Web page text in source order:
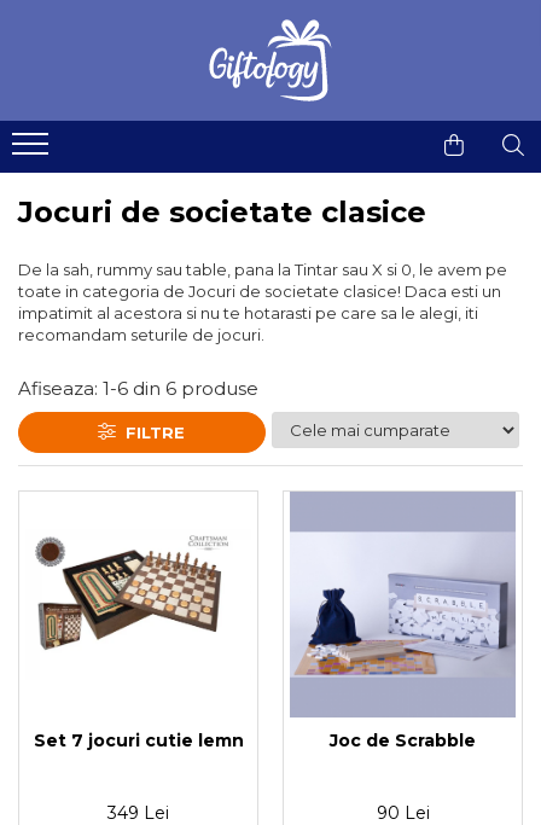
Hexbugs
Jucarii cu telecomanda
Jucarii de plus
Accesorii Pill & Kendama
Fidget Spinner
Kendama
Kururin
Pill Kendama & RingDama
Plastilina inteligenta
Tricouri de colorat
Robotica & Machete 3D
Robotica
Machete 3D din Metal
Seturi de constructii magnetice
Instrumente multifunctionale
Gadgeturi si accesorii pentru
Accesorii bucatarie
Cani si pahare
Ceasuri
Lampi si lumini
Postere & Tablouri
Stickere
Termosuri
Idei de cadouri pentru Femei
Idei de cadouri pentru Copii
Idei de cadouri pentru Barbati
Idei de cadouri pentru Geeks
Idei de cadouri pentru Muzicieni
Idei de cadouri sub 100 lei
Felicitari animate
Jocuri de societate clasice
De la sah, rummy sau table, pana la Tintar sau X si 0, le avem pe
toate in categoria de Jocuri de societate clasice! Daca esti un
impatimit al acestora si nu te hotarasti pe care sa le alegi, iti
recomandam seturile de jocuri.
Afiseaza: 1-6 din 6 produse
FILTRE
Set 7 jocuri cutie lemn
349 Lei
Joc de Scrabble
90 Lei